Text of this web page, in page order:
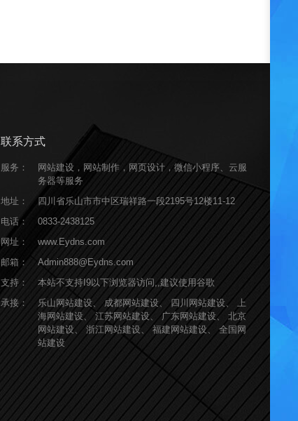
联系方式
服务：
网站建设，网站制作，网页设计，微信小程序、云服
务器等服务
地址：
四川省乐山市市中区瑞祥路一段2195号12楼11-12
电话：
0833-2438125
网址：
www.Eydns.com
邮箱：
Admin888@Eydns.com
支持：
本站不支持I9以下浏览器访问,,建议使用谷歌
承接：
乐山网站建设、 成都网站建设、 四川网站建设、
上
海网站建设、
江苏网站建设、 广东网站建设、
北京
网站建设、
浙江网站建设、 福建网站建设、
全国网
站建设